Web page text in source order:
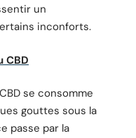
un
inconforts.
CBD
se consomme
gouttes sous la
passe par la